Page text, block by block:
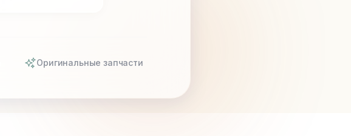
Оригинальные запчасти